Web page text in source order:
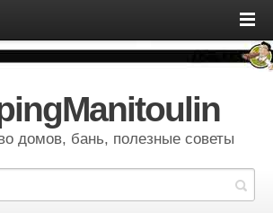
домов, бань, полезные советы